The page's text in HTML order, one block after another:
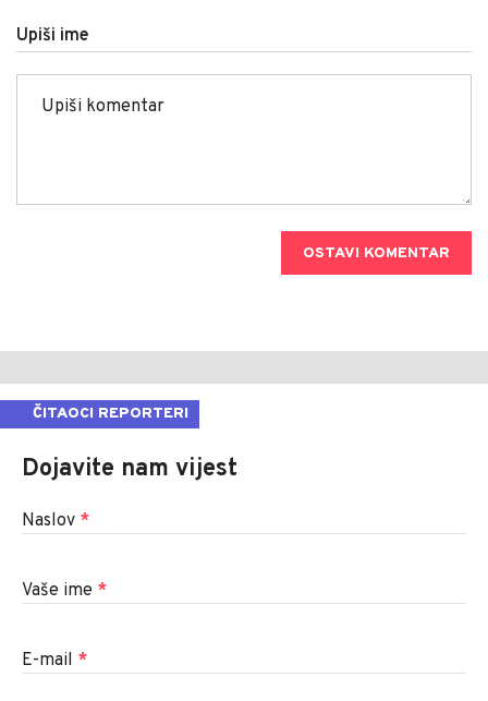
Upiši ime
OSTAVI KOMENTAR
ČITAOCI REPORTERI
Dojavite nam vijest
Naslov *
Vaše ime *
E-mail *